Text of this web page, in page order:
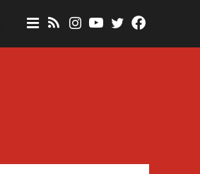
RechercherSidebar
(barre
RSSInstagram
YouTube
Twitter